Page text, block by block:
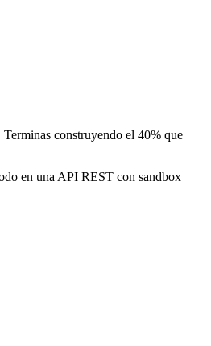
construyendo el 40% que
en una API REST con sandbox